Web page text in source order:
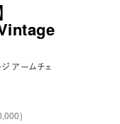
Vintage
アームチェ